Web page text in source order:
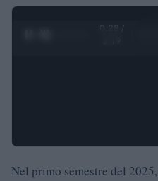
0:28 /
Nel primo semestre del